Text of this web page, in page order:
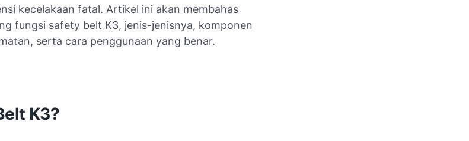
kecelakaan fatal. Artikel ini akan membahas
fungsi safety belt K3, jenis-jenisnya, komponen
serta cara penggunaan yang benar.
K3?